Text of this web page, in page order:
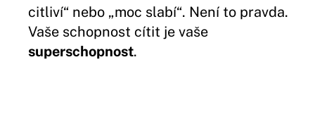
citliví“ nebo „moc slabí“. Není to pravda.
Vaše schopnost cítit je vaše
superschopnost.